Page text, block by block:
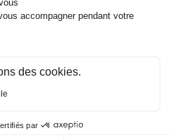
Supervision